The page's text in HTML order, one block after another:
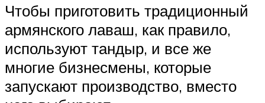
Чтобы приготовить традиционный
армянского лаваш, как правило,
используют тандыр, и все же
многие бизнесмены, которые
запускают производство, вместо